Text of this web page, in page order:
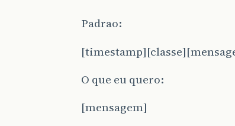
Padrao:
O que eu quero:
[mensagem]